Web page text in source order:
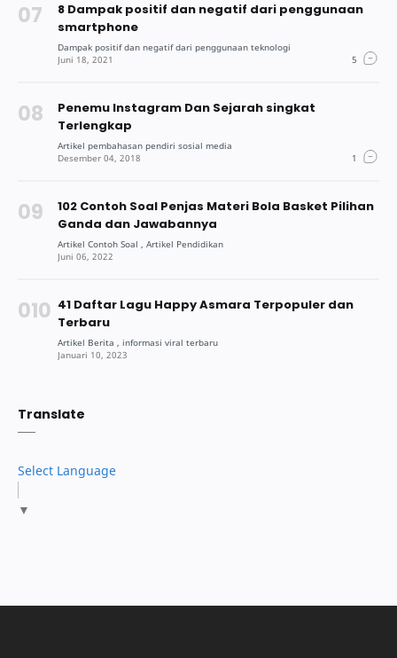
8 Dampak positif dan negatif dari penggunaan
smartphone
Penemu Instagram Dan Sejarah singkat
Terlengkap
102 Contoh Soal Penjas Materi Bola Basket Pilihan
Ganda dan Jawabannya
41 Daftar Lagu Happy Asmara Terpopuler dan
Terbaru
Translate
Select Language
▼